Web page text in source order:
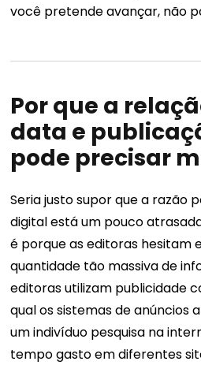
você pretende avançar, não
Por que a
data e
pode precisar
Seria justo supor que a razão
digital está um pouco
é porque as editoras hesitam
quantidade tão massiva de
editoras utilizam publicidade
qual os sistemas de anúncios
um indivíduo pesquisa na
tempo gasto em diferentes